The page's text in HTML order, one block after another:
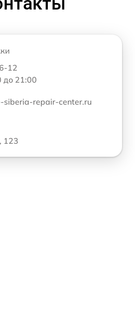
12
до 21:00
siberia-repair-center.ru
123